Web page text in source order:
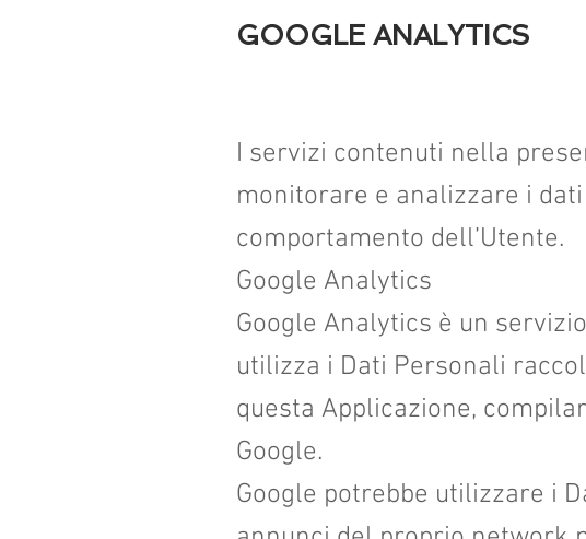
GOOGLE ANALYTICS
I servizi contenuti nella
monitorare e analizzare i
comportamento dell’Utente.
Google Analytics
Google Analytics è un
utilizza i Dati Personali
questa Applicazione,
Google.
Google potrebbe utilizzare i